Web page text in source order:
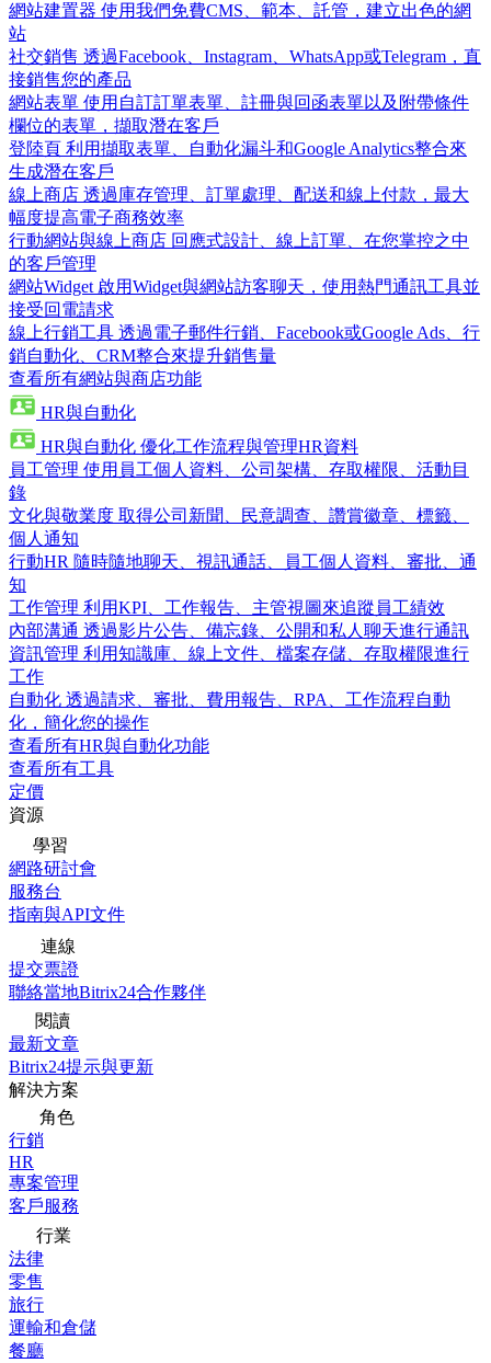
網站建置器 使用我們免費CMS、範本、託管，建立出色的網
站
社交銷售 透過Facebook、Instagram、WhatsApp或Telegram，直
接銷售您的產品
網站表單 使用自訂訂單表單、註冊與回函表單以及附帶條件
欄位的表單，擷取潛在客戶
登陸頁 利用擷取表單、自動化漏斗和Google Analytics整合來
生成潛在客戶
線上商店 透過庫存管理、訂單處理、配送和線上付款，最大
幅度提高電子商務效率
行動網站與線上商店 回應式設計、線上訂單、在您掌控之中
的客戶管理
網站Widget 啟用Widget與網站訪客聊天，使用熱門通訊工具並
接受回電請求
線上行銷工具 透過電子郵件行銷、Facebook或Google Ads、行
銷自動化、CRM整合來提升銷售量
查看所有網站與商店功能
HR與自動化
HR與自動化 優化工作流程與管理HR資料
員工管理 使用員工個人資料、公司架構、存取權限、活動目
錄
文化與敬業度 取得公司新聞、民意調查、讚賞徽章、標籤、
個人通知
行動HR 隨時隨地聊天、視訊通話、員工個人資料、審批、通
知
工作管理 利用KPI、工作報告、主管視圖來追蹤員工績效
內部溝通 透過影片公告、備忘錄、公開和私人聊天進行通訊
資訊管理 利用知識庫、線上文件、檔案存儲、存取權限進行
工作
自動化 透過請求、審批、費用報告、RPA、工作流程自動
化，簡化您的操作
查看所有HR與自動化功能
查看所有工具
定價
資源
學習
網路研討會
服務台
指南與API文件
連線
提交票證
聯絡當地Bitrix24合作夥伴
閱讀
最新文章
Bitrix24提示與更新
解決方案
角色
行銷
HR
專案管理
客戶服務
行業
法律
零售
旅行
運輸和倉儲
餐廳